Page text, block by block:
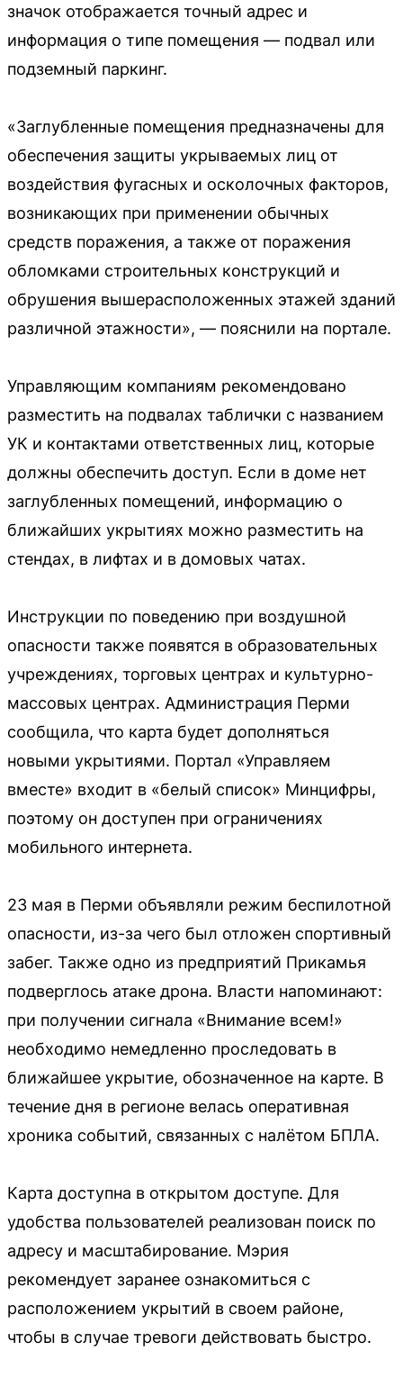
значок отображается точный адрес и
информация о типе помещения — подвал или
подземный паркинг.
«Заглубленные помещения предназначены для
обеспечения защиты укрываемых лиц от
воздействия фугасных и осколочных факторов,
возникающих при применении обычных
средств поражения, а также от поражения
обломками строительных конструкций и
обрушения вышерасположенных этажей зданий
различной этажности», — пояснили на портале.
Управляющим компаниям рекомендовано
разместить на подвалах таблички с названием
УК и контактами ответственных лиц, которые
должны обеспечить доступ. Если в доме нет
заглубленных помещений, информацию о
ближайших укрытиях можно разместить на
стендах, в лифтах и в домовых чатах.
Инструкции по поведению при воздушной
опасности также появятся в образовательных
учреждениях, торговых центрах и культурно-
массовых центрах. Администрация Перми
сообщила, что карта будет дополняться
новыми укрытиями. Портал «Управляем
вместе» входит в «белый список» Минцифры,
поэтому он доступен при ограничениях
мобильного интернета.
23 мая в Перми объявляли режим беспилотной
опасности, из-за чего был отложен спортивный
забег. Также одно из предприятий Прикамья
подверглось атаке дрона. Власти напоминают:
при получении сигнала «Внимание всем!»
необходимо немедленно проследовать в
ближайшее укрытие, обозначенное на карте. В
течение дня в регионе велась оперативная
хроника событий, связанных с налётом БПЛА.
Карта доступна в открытом доступе. Для
удобства пользователей реализован поиск по
адресу и масштабирование. Мэрия
рекомендует заранее ознакомиться с
расположением укрытий в своем районе,
чтобы в случае тревоги действовать быстро.